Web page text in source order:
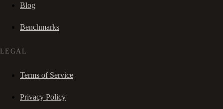
Blog
Benchmarks
LEGAL
Terms of Service
Privacy Policy